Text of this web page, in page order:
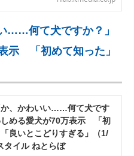
……何て犬ですか？」
示 「初めて知った」
か、かわいい……何て犬です
しめる愛犬が70万表示 「初
良いとこどりすぎる」（1/
タイル ねとらぼ